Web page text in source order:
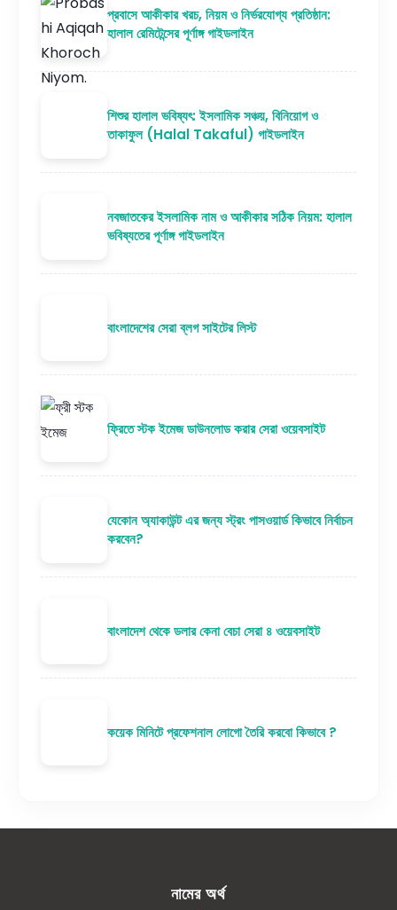
প্রবাসে আকীকার খরচ, নিয়ম ও নির্ভরযোগ্য প্রতিষ্ঠান:
হালাল রেমিটেন্সের পূর্ণাঙ্গ গাইডলাইন
শিশুর হালাল ভবিষ্যৎ: ইসলামিক সঞ্চয়, বিনিয়োগ ও
তাকাফুল (Halal Takaful) গাইডলাইন
নবজাতকের ইসলামিক নাম ও আকীকার সঠিক নিয়ম: হালাল
ভবিষ্যতের পূর্ণাঙ্গ গাইডলাইন
বাংলাদেশের সেরা ব্লগ সাইটের লিস্ট
ফ্রিতে স্টক ইমেজ ডাউনলোড করার সেরা ওয়েবসাইট
যেকোন অ্যাকাউন্ট এর জন্য স্ট্রং পাসওয়ার্ড কিভাবে নির্বাচন
করবেন?
বাংলাদেশ থেকে ডলার কেনা বেচা সেরা ৪ ওয়েবসাইট
কয়েক মিনিটে প্রফেশনাল লোগো তৈরি করবো কিভাবে ?
নামের অর্থ